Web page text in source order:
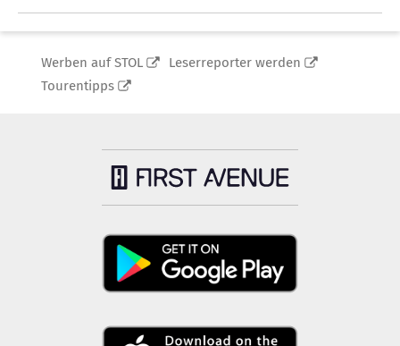
Werben auf STOL
Leserreporter werden
Tourentipps